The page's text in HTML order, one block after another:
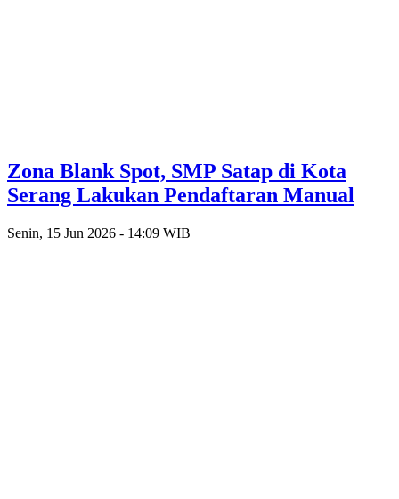
Zona Blank Spot, SMP Satap di Kota
Serang Lakukan Pendaftaran Manual
Senin, 15 Jun 2026 - 14:09 WIB